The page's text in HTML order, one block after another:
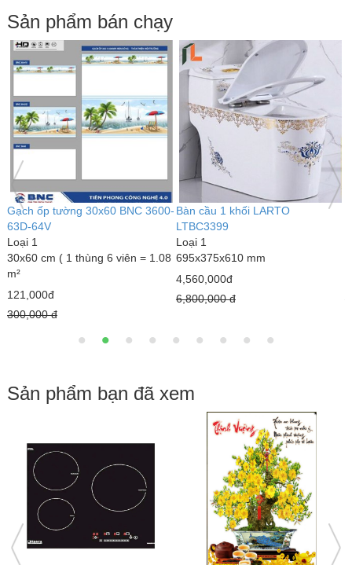
Sản phẩm bán chạy
Bàn cầu 1 khối kim cương
LARTO LTBC3339
Loại 1
690 x 375 x 820 mm
4,300,000 đ
Bàn cầu 1 khối LARTO
LTBC3389
Loại 1
770 x 500 x 680 mm
5,020,000đ
7,890,000 đ
Sản phẩm bạn đã xem